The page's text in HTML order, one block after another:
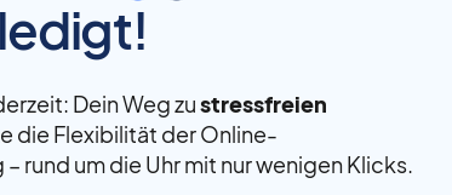
Dein Weg zustressfreien
die Flexibilität der Online-
rund um die Uhr mit nur wenigen Klicks.